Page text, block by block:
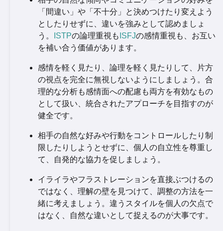
「間違い」や「不十分」と決めつけたり変えよう
としたりせずに、違いを強みとして認めましょ
う。
ISTPの論理重視も ISFJの感情重視も、お互い
を補い合う価値があります。
感情を軽く見たり、論理を軽く見たりして、片方
の視点を完全に無視しないようにしましょう。合
理的な分析も感情面への配慮も両方を有効なもの
として扱い、統合されたアプローチを目指すのが
健全です。
相手の自然な好みや行動をコントロールしたり制
限したりしようとせずに、個人の自立性を尊重し
て、自発的な協力を促しましょう。
イライラやフラストレーションを直接ぶつけるの
ではなく、理解の壁を見つけて、調整の方法を一
緒に考えましょう。違うスタイルを個人の欠点で
はなく、自然な違いとして捉えるのが大事です。